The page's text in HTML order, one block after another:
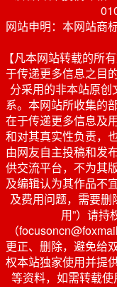
网站申明：本网站商
【凡本网站转载的所
于传递更多信息之目
分采用的非本站原
系。本网站所收集的
在于传递更多信息及
和对其真实性负责，
由网友自主投稿和发
供交流平台，不为其
及编辑认为其作品不
及费用问题，需要删
用”）请持
（
更正、删除，避免给
权本站独家使用并提
等资料，如需转载使